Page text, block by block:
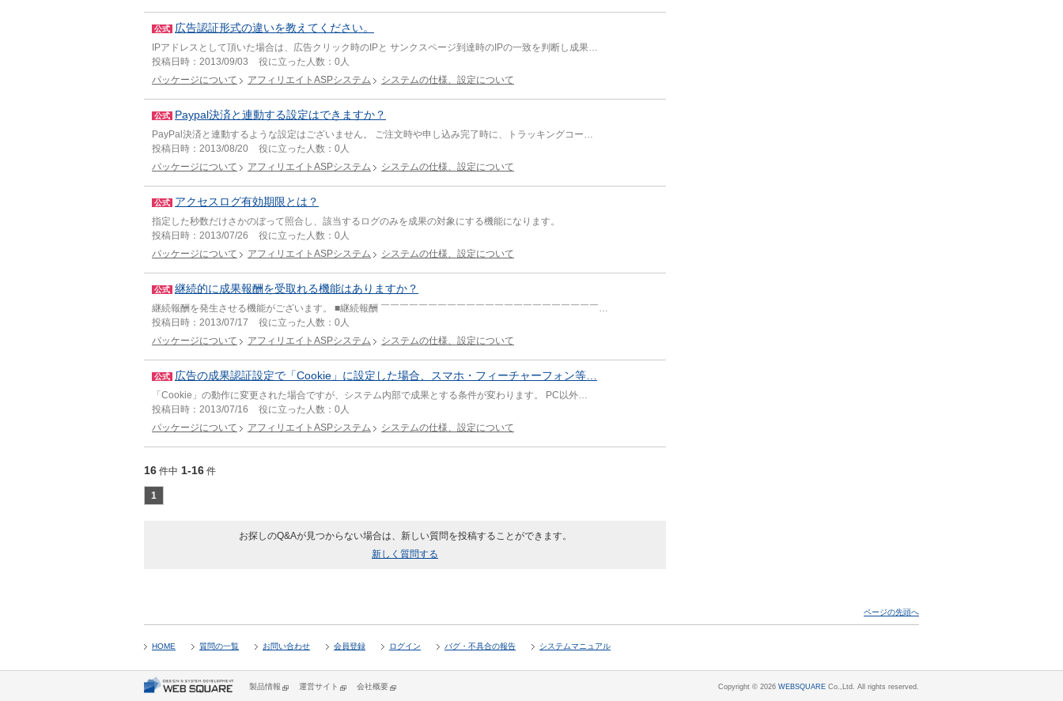
公式 広告認証形式の違いを教えてください。
IPアドレスとして頂いた場合は、広告クリック時のIPと サンクスページ到達時のIPの一致を判断し成果…
投稿日時： 2013/09/03 役に立った人数： 0人
パッケージについて
アフィリエイトASPシステム システムの仕様、設定について
公式 Paypal決済と連動する設定はできますか？
PayPal決済と連動するような設定はございません。 ご注文時や申し込み完了時に、トラッキングコー…
投稿日時： 2013/08/20 役に立った人数： 0人
パッケージについて
アフィリエイトASPシステム システムの仕様、設定について
公式 アクセスログ有効期限とは？
指定した秒数だけさかのぼって照合し、該当するログのみを成果の対象にする機能になります。
投稿日時： 2013/07/26 役に立った人数： 0人
パッケージについて
アフィリエイトASPシステム システムの仕様、設定について
公式 継続的に成果報酬を受取れる機能はありますか？
継続報酬を発生させる機能がございます。 ■継続報酬 ￣￣￣￣￣￣￣￣￣￣￣￣￣￣￣￣￣￣￣￣￣￣￣…
投稿日時： 2013/07/17 役に立った人数： 0人
パッケージについて
アフィリエイトASPシステム システムの仕様、設定について
公式 広告の成果認証設定で「Cookie」に設定した場合、スマホ・フィーチャーフォン等…
「Cookie」の動作に変更された場合ですが、システム内部で成果とする条件が変わります。 PC以外…
投稿日時： 2013/07/16 役に立った人数： 0人
パッケージについて
アフィリエイトASPシステム システムの仕様、設定について
16 件中 1-16 件
1
お探しのQ&Aが見つからない場合は、新しい質問を投稿することができます。
新しく質問する
ページの先頭へ
HOME 質問の一覧 お問い合わせ 会員登録 ログイン バグ・不具合の報告 システムマニュアル
製品情報 運営サイト 会社概要 Copyright © 2026 WEBSQUARE Co.,Ltd. All rights reserved.